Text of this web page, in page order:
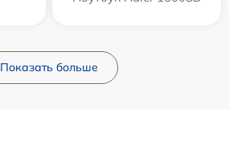
Показать больше